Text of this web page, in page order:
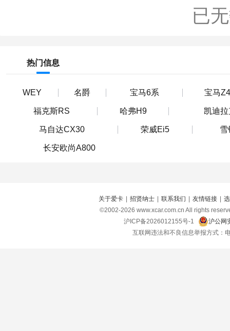
已
热门信息
WEY 名爵 宝马6系 宝马Z4
福克斯RS 哈弗H9 凯迪
马自达CX30 荣威Ei5 雪
长安欧尚A800
关于爱卡 招贤纳士 联系我们 友情链接
©2002-2026 www.xcar.com.cn All rights
沪ICP备2026012155号-1
沪公网
互联网违法和不良信息举报方式：